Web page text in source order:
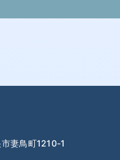
妻鳥町1210-1